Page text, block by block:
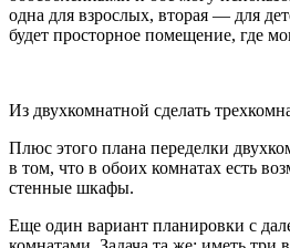
одна для взрослых, вторая — для
будет просторное помещение, где
Из двухкомнатной сделать
Плюс этого плана переделки
в том, что в обоих комнатах есть
стенные шкафы.
Еще один вариант планировки с